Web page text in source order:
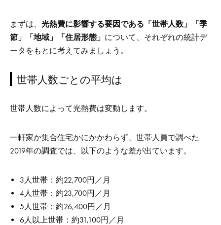
まずは、 光熱費に影響する要因である「世帯人数」「季
節」「地域」「住居形態」 について、それぞれの統計デ
ータをもとに考えてみましょう。
世帯人数ごとの平均は
世帯人数によって光熱費は変動します。
一軒家か集合住宅かにかかわらず、世帯人員で調べた
2019年の調査では、以下のような差が出ています。
3人世帯：約22,700円／月
4人世帯：約23,700円／月
5人世帯：約26,400円／月
6人以上世帯：約31,100円／月